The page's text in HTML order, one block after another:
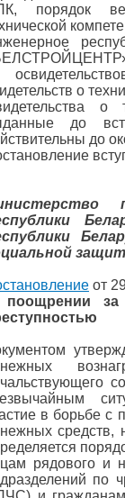
порядок
о
о
до
до
от
за
в борьбе с
средств,
рядового и
по